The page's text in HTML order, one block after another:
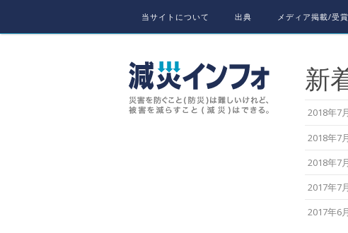
当サイトについて 出典 メディア掲載/受
新
2018年7
2018年7
2018年7
2017年7
2017年6